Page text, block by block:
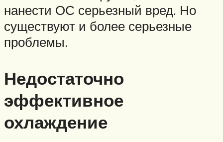
нанести ОС серьезный вред. Но
существуют и более серьезные
проблемы.
Недостаточно
эффективное
охлаждение